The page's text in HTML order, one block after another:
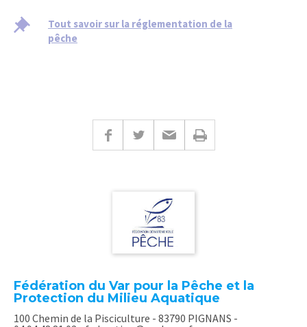
Tout savoir sur la réglementation de la
pêche
Fédération du Var pour la Pêche et la
Protection du Milieu Aquatique
100 Chemin de la Pisciculture - 83790 PIGNANS -